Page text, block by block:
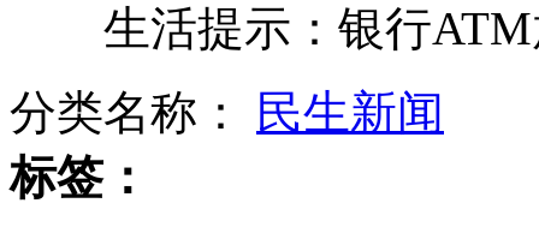
17名政协委员呼吁春晚初一举办
生活提示：银行ATM
分类名称：
民生新闻
标签：